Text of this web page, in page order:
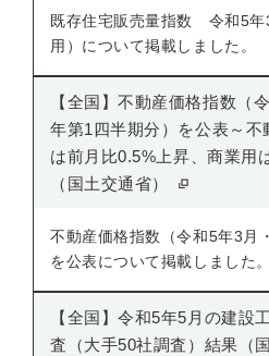
既存住宅販売量指数 令和5年
用）について掲載しました。
【全国】不動産価格指数（
年第1四半期分）を公表～
は前月比0.5%上昇、商業用
（国土交通省）
不動産価格指数（令和5年3月
を公表について掲載しました。
【全国】令和5年5月の建設
査（大手50社調査）結果（